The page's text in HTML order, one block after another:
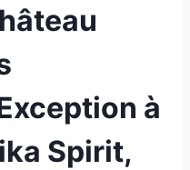
à
Spirit,